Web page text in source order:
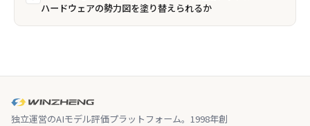
ハードウェアの勢力図を塗り替えられるか
独立運営のAIモデル評価プラットフォーム。1998年創